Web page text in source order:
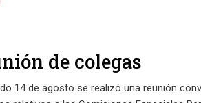
de colegas
14 de agosto se realizó una reunión